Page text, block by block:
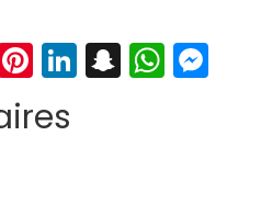
st
Pi
er
Li S W